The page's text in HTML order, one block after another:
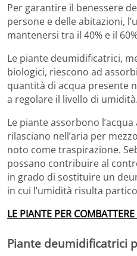
Per garantire il benessere
persone e delle abitazioni,
mantenersi tra il 40% e il
Le piante deumidificatrici,
biologici, riescono ad
quantità di acqua presente
a regolare il livello di umidità.
Le piante assorbono
rilasciano nell’aria per
noto come traspirazione.
possano contribuire al
in grado di sostituire un
in cui l’umidità risulta
LE PIANTE PER
Piante deumidificatrici